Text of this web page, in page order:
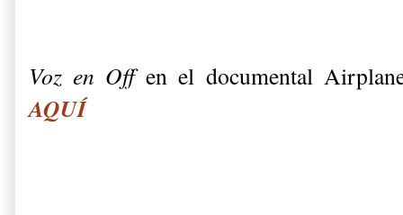
Voz en Offen el documental
AQUÍ